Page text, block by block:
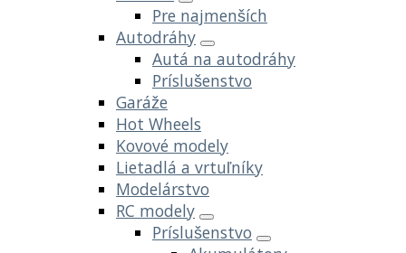
Pre najmenších
Autodráhy
Autá na autodráhy
Príslušenstvo
Garáže
Hot Wheels
Kovové modely
Lietadlá a vrtuľníky
Modelárstvo
RC modely
Príslušenstvo